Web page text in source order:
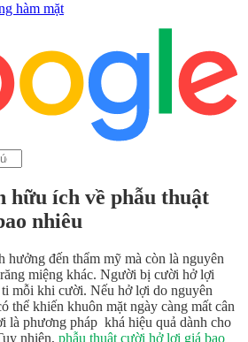
hàm mặt
hữu ích về phẫu thuật
nhiêu
đến thẩm mỹ mà còn là nguyên
miệng khác. Người bị cười hở lợi
mỗi khi cười. Nếu hở lợi do nguyên
thể khiến khuôn mặt ngày càng mất cân
là phương pháp khá hiệu quả dành cho
nhiên, phẫu thuật cười hở lợi giá bao